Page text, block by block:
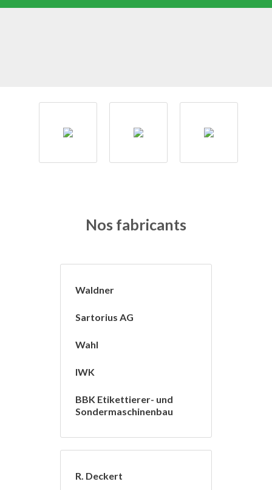
Nos fabricants
Waldner
Sartorius AG
Wahl
IWK
BBK Etikettierer- und
Sondermaschinenbau
R. Deckert